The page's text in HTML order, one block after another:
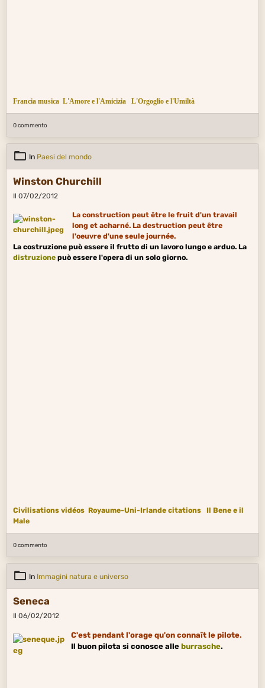
Francia musica L'Amore e l'Amicizia L'Orgoglio e l'Umiltà
0 commento
In Paesi del mondo
Winston Churchill
Il 07/02/2012
La construction peut être le fruit d'un travail
long et acharné. La destruction peut être
l'oeuvre d'une seule journée.
La costruzione può essere il frutto di un lavoro lungo e arduo. La
distruzionepuò essere l'opera di un solo giorno.
Civilisations vidéos Royaume-Uni-Irlande citations
Il Bene e il
Male
0 commento
In Immagini natura e universo
Seneca
Il 06/02/2012
C'est pendant l'orage qu'on connaît le pilote.
Il buon pilota si conosce alle burrasche.